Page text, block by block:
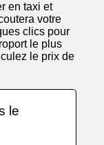
en taxi et
votre
clics pour
le plus
le prix de
le